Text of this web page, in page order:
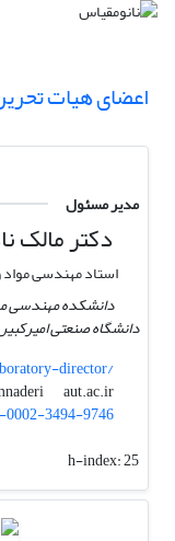
اعضای هیات
مدیر مسئول
دکتر مالک
استاد مهندسی مواد
دانشکده مهندسی
دانشگاه صنعتی
director/
mnaderi
aut.ac.ir
3494-9746
h-index:25